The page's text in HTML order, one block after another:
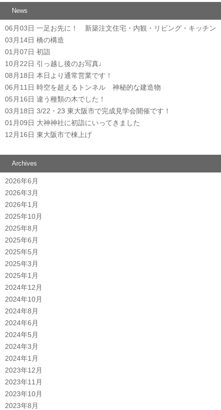
News
06月03日 一足お先に！ 新築注文住宅・内観・リビング・キッチン
03月14日 橋の構造
01月07日 初詣
10月22日 引っ越し後のお写真♩
08月18日 本日より通常営業です！
06月11日 時空を超えるトンネル 神秘的な建造物
05月16日 違う種類の木でした！
03月18日 3/22・23 東大阪市で完成見学会開催です！
01月09日 大神神社に初詣にいってきました
12月16日 東大阪市で棟上げ
Archives
2026年6月
2026年3月
2026年1月
2025年10月
2025年8月
2025年6月
2025年5月
2025年3月
2025年1月
2024年12月
2024年10月
2024年8月
2024年6月
2024年5月
2024年3月
2024年1月
2023年12月
2023年11月
2023年10月
2023年8月